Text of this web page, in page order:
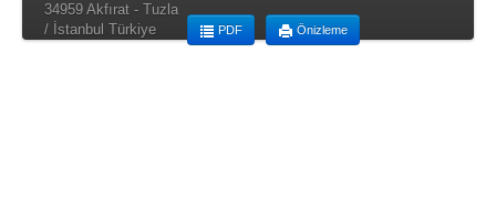
Önizleme
PDF
34959 Akfırat - Tuzla
/ İstanbul Türkiye